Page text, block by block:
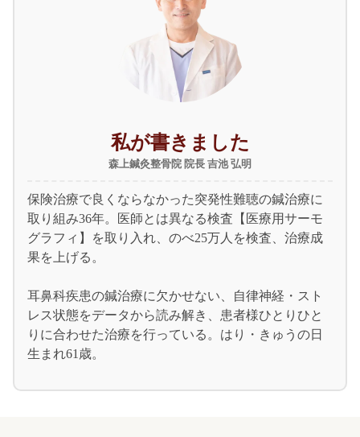
私が書きました
森上鍼灸整骨院 院長 吉池 弘明
保険治療で良くならなかった突発性難聴の鍼治療に
取り組み36年。医師とは異なる検査【医療用サーモ
グラフィ】を取り入れ、のべ25万人を検査、治療成
果を上げる。
耳鼻科疾患の鍼治療に欠かせない、自律神経・スト
レス状態をデータから読み解き、患者様ひとりひと
りに合わせた治療を行っている。はり・きゅうの日
生まれ61歳。